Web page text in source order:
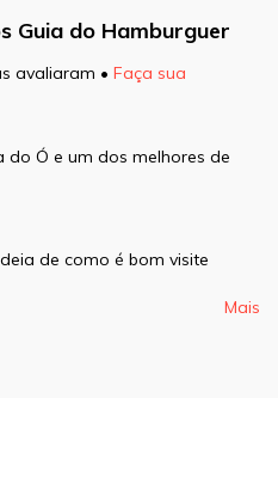
Guia do Hamburguer
avaliaram • Faça sua
marcados com*
do Ó e um dos melhores de
de como é bom visite
Mais